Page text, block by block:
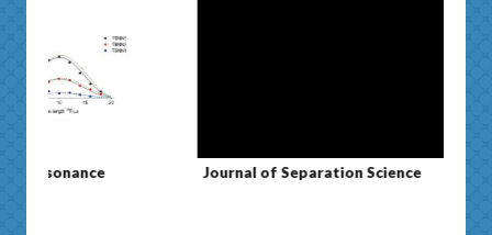
Journal of Separation Science